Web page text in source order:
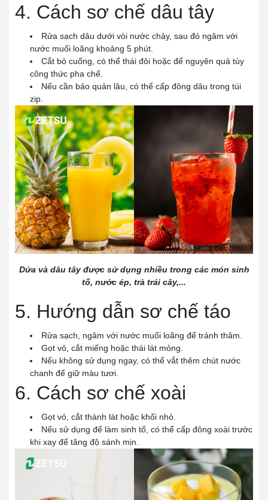
4. Cách sơ chế dâu tây
Rửa sạch dâu dưới vòi nước chảy, sau đó ngâm với
nước muối loãng khoảng 5 phút.
Cắt bỏ cuống, có thể thái đôi hoặc để nguyên quả tùy
công thức pha chế.
Nếu cần bảo quản lâu, có thể cấp đông dâu trong túi
zip.
Dứa và dâu tây được sử dụng nhiều trong các món sinh
tố, nước ép, trà trái cây,...
5. Hướng dẫn sơ chế táo
Rửa sạch, ngâm với nước muối loãng để tránh thâm.
Gọt vỏ, cắt miếng hoặc thái lát mỏng.
Nếu không sử dụng ngay, có thể vắt thêm chút nước
chanh để giữ màu tươi.
6. Cách sơ chế xoài
Gọt vỏ, cắt thành lát hoặc khối nhỏ.
Nếu sử dụng để làm sinh tố, có thể cấp đông xoài trước
khi xay để tăng độ sánh mịn.